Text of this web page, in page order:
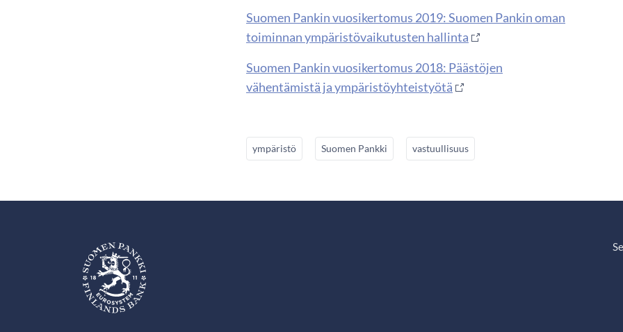
Suomen Pankin vuosikertomus 2019: Suomen Pankin oman
toiminnan ympäristövaikutusten hallinta
Suomen Pankin vuosikertomus 2018: Päästöjen
vähentämistä ja ympäristöyhteistyötä
ympäristö Suomen Pankki vastuullisuus